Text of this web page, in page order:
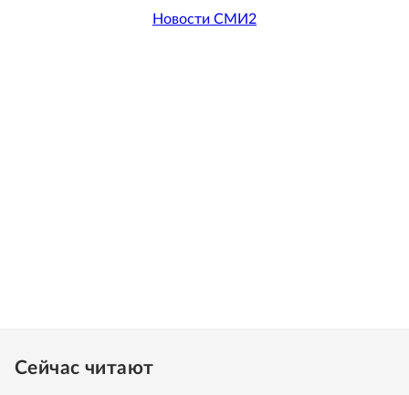
Новости СМИ2
Сейчас читают